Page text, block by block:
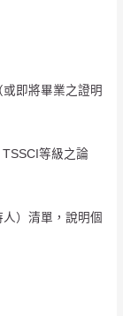
或即將畢業之證明
TSSCI等級之論
人）清單，說明個